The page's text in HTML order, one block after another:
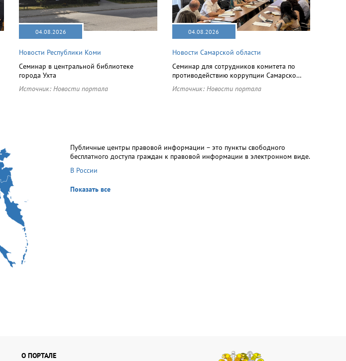
04.08.2026
Новости Республики Коми
Семинар в центральной библиотеке
города Ухта
Источник: Новости портала
04.08.2026
Новости Самарской области
Семинар для сотрудников комитета по
противодействию коррупции Самарско…
Источник: Новости портала
Публичные центры правовой информации – это пункты свободного
бесплатного доступа граждан к правовой информации в электронном виде.
В России
Показать все
О ПОРТАЛЕ